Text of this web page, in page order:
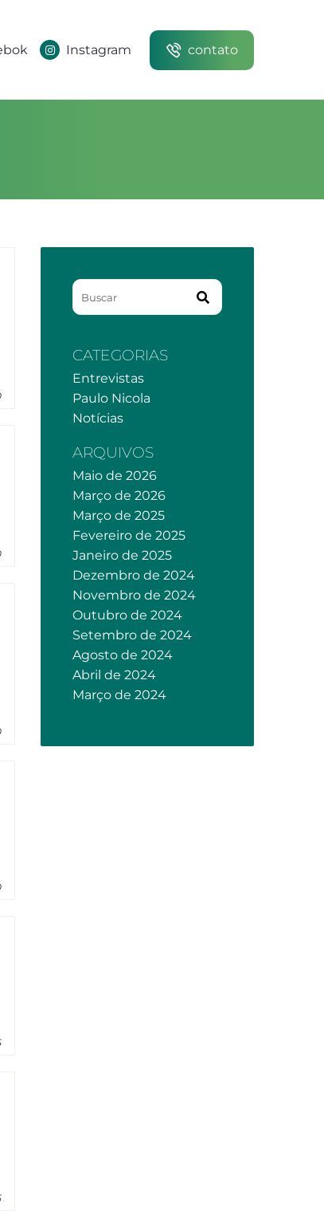
Instagram contato
CATEGORIAS
Entrevistas
Paulo Nicola
Notícias
ARQUIVOS
Maio de 2026
Março de 2026
Março de 2025
Fevereiro de 2025
Janeiro de 2025
Dezembro de 2024
Novembro de 2024
Outubro de 2024
Setembro de 2024
Agosto de 2024
Abril de 2024
Março de 2024